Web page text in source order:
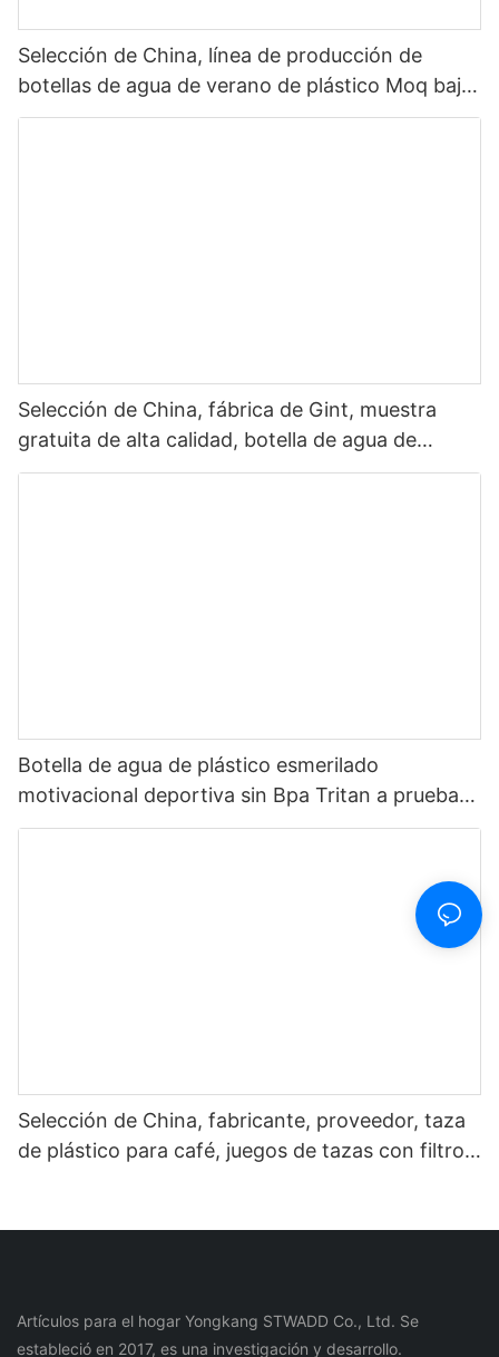
Selección de China, línea de producción de
botellas de agua de verano de plástico Moq bajo,
botella de agua con tapa de paja, botella de agua
Selección de China, fábrica de Gint, muestra
gratuita de alta calidad, botella de agua de
plástico Tritan ecológica sin Bpa para bebida1
Botella de agua de plástico esmerilado
motivacional deportiva sin Bpa Tritan a prueba
de fugas personalizada de 32oz con marcador
Selección de China, fabricante, proveedor, taza
de plástico para café, juegos de tazas con filtro
Artículos para el hogar Yongkang STWADD Co., Ltd. Se
estableció en 2017, es una investigación y desarrollo.